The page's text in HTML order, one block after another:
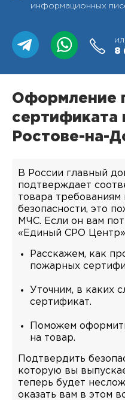
информационных
8
Оформление
сертификата
Ростове-на-
В России главный
подтверждает
товара
безопасности, это
МЧС. Если он вам
«Единый СРО Центр»
Расскажем, как
пожарных
Уточним, в каких
сертификат.
Поможем
на товар.
Подтвердить
которую вы
теперь будет
оказать вам в этом